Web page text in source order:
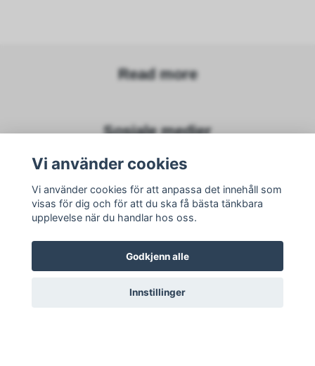
Read more
Sosiale medier
Subscribe to newsletter
Vi använder cookies
Vi använder cookies för att anpassa det innehåll som
visas för dig och för att du ska få bästa tänkbara
upplevelse när du handlar hos oss.
Godkjenn alle
Innstillinger